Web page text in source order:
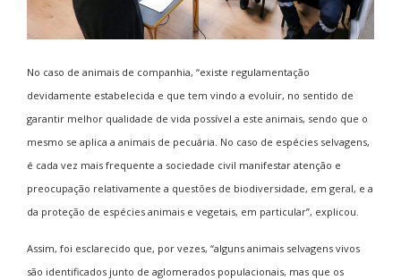
No caso de animais de companhia, “existe regulamentação
devidamente estabelecida e que tem vindo a evoluir, no sentido de
garantir melhor qualidade de vida possível a este animais, sendo que o
mesmo se aplica a animais de pecuária. No caso de espécies selvagens,
é cada vez mais frequente a sociedade civil manifestar atenção e
preocupação relativamente a questões de biodiversidade, em geral, e a
da proteção de espécies animais e vegetais, em particular”, explicou.
Assim, foi esclarecido que, por vezes, “alguns animais selvagens vivos
são identificados junto de aglomerados populacionais, mas que os